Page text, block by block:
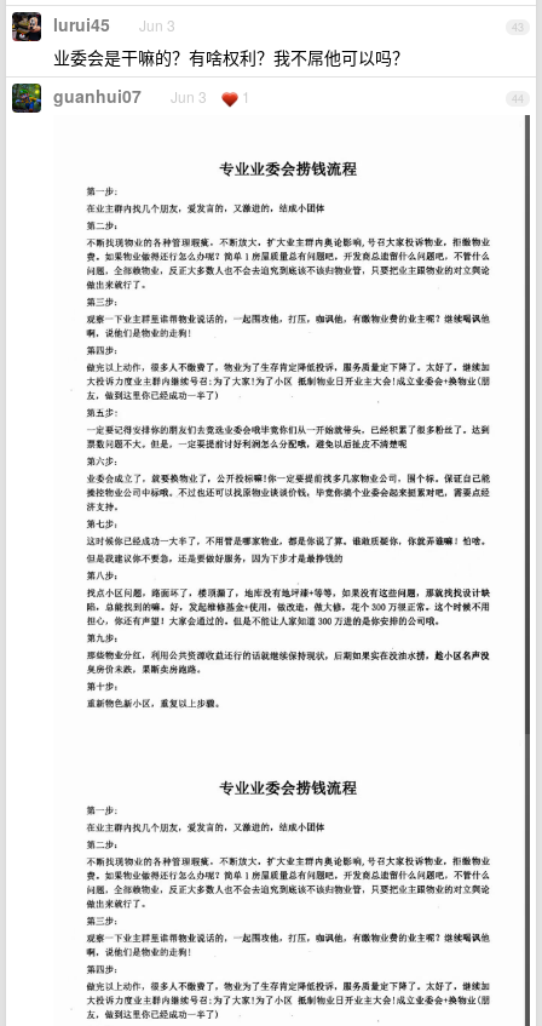
43
lurui45 Jun 3
业委会是干嘛的？有啥权利？我不屌他可以吗？
44
guanhui07 Jun 3 1